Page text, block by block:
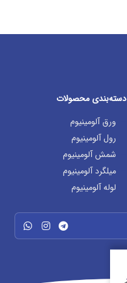
دسته‌بندی محصولات
ورق آلومینیوم
رول آلومینیوم
شمش آلومینیوم
میلگرد آلومینیوم
لوله آلومینیوم